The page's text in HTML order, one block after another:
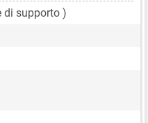
di supporto )